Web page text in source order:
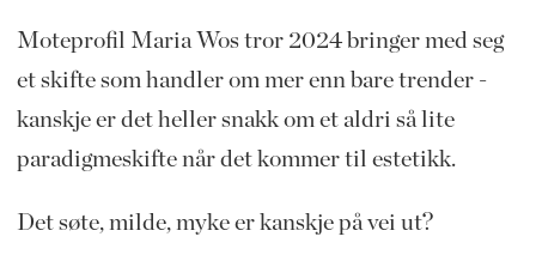
Moteprofil Maria Wos tror 2024 bringer med seg
et skifte som handler om mer enn bare trender -
kanskje er det heller snakk om et aldri så lite
paradigmeskifte når det kommer til estetikk.
Det søte, milde, myke er kanskje på vei ut?